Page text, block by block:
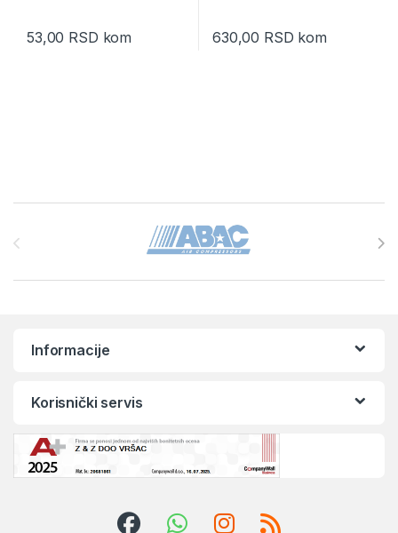
53,00 RSD kom 630,00 RSD kom
Brands Carousel
Informacije
Korisnički servis